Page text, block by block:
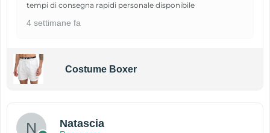
tempi di consegna rapidi personale disponibile
4 settimane fa
Costume Boxer
Natascia